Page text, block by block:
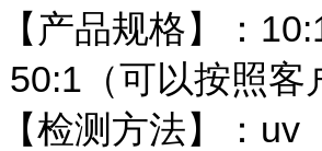
【产品规格】：
50:1（可以按照客
【检测方法】：uv